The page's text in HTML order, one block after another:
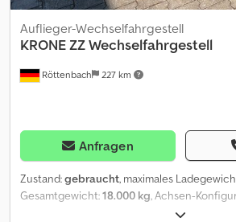
Röttenbach 227 km
Auflieger-Wechselfahrgestell
KRONEZZ Wechselfahrgestell
Anfragen
Zustand:gebraucht, maximales
Gesamtgewicht:18.000 kg, Achsen-
, Baujahr:2014